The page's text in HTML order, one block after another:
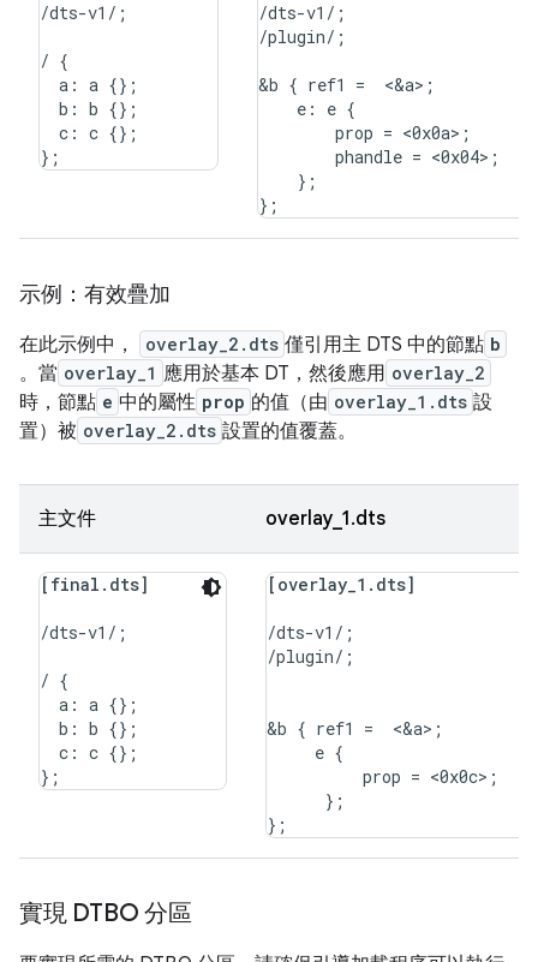
/dts-v1/;
/ {
  a: a {};
  b: b {};
  c: c {};
/dts-v1/;
/plugin/;
&b { ref1 =  <&a>;
    e: e {
        prop = <0x0a>;
        phandle = <0x04>;
    };
示例：有效疊加
在此示例中， overlay_2.dts 僅引用主 DTS 中的節點 b
。當 overlay_1 應用於基本 DT，然後應用 overlay_2
時，節點 e 中的屬性 prop 的值（由 overlay_1.dts 設
置）被 overlay_2.dts 設置的值覆蓋。
主文件 overlay_1.dts
[final.dts]
/dts-v1/;
/ {
  a: a {};
  b: b {};
  c: c {};
[overlay_1.dts]
/dts-v1/;
/plugin/;
&b { ref1 =  <&a>;
     e {
          prop = <0x0c>;
      };
實現 DTBO 分區